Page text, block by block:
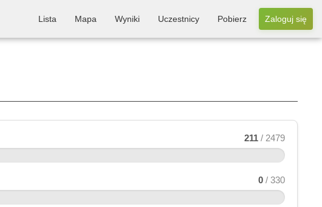
Lista Mapa Wyniki Uczestnicy Pobierz Zaloguj się
211 / 2479
0 / 330